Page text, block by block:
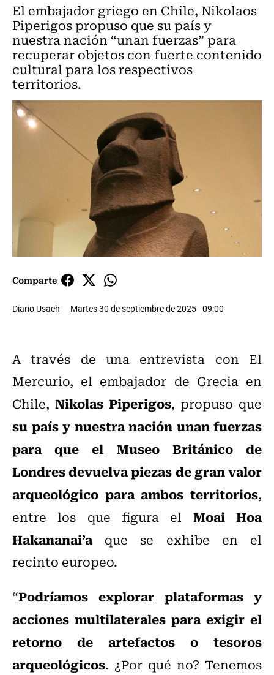
El embajador griego en Chile, Nikolaos
Piperigos propuso que su país y
nuestra nación “unan fuerzas” para
recuperar objetos con fuerte contenido
cultural para los respectivos
territorios.
Comparte
Diario Usach Martes 30 de septiembre de 2025 - 09:00
A través de una entrevista con El
Mercurio, el embajador de Grecia en
Chile, Nikolas Piperigos, propuso que
su país y nuestra nación unan fuerzas
para que el Museo Británico de
Londres devuelva piezas de gran valor
arqueológico para ambos territorios,
entre los que figura el MoaiHoa
Hakananai’a
que se exhibe en el
recinto europeo.
“Podríamos explorar plataformas y
acciones multilaterales para exigir el
retorno de artefactos o tesoros
arqueológicos. ¿Por qué no? Tenemos